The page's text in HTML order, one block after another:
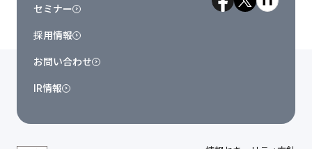
セミナー
採用情報
お問い合わせ
IR情報